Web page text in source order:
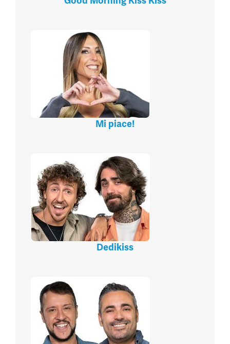
Mi piace!
Dedikiss